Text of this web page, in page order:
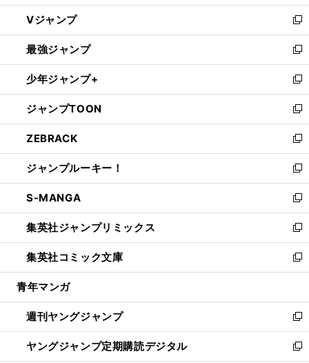
ウ
ィ
ン
ド
ウ
で
開
く
し
い
ウ
ィ
ン
ド
ウ
で
開
く
Vジャンプ
新
し
い
ウ
ィ
ン
ド
ウ
で
開
く
最強ジャンプ
新
し
い
ウ
ィ
ン
ド
ウ
で
開
く
少年ジャンプ+
新
し
い
ウ
ィ
ン
ド
ウ
で
開
く
ジャンプTOON
新
し
い
ウ
ィ
ン
ド
ウ
で
開
く
ZEBRACK
新
し
い
ウ
ィ
ン
ド
ウ
で
開
ジャンプルーキー！
新
し
い
ウ
ィ
ン
ド
ウ
開
く
S-MANGA
新
し
い
ウ
ィ
ン
ウ
で
開
く
集英社ジャンプリミックス
新
し
い
ウ
ン
ド
ウ
で
集英社コミック文庫
新
し
ウ
ィ
ン
ド
青年マンガ
週刊ヤングジャンプ
新
し
い
ヤングジャンプ定期購読デジタル
新